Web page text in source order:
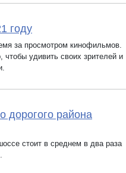
году
за просмотром кинофильмов.
чтобы удивить своих зрителей и
дорогого района
стоит в среднем в два раза